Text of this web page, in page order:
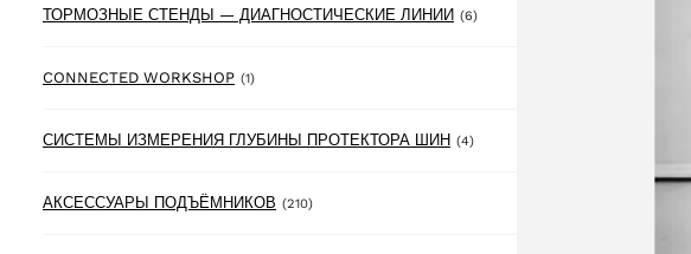
ТОРМОЗНЫЕ СТЕНДЫ — ДИАГНОСТИЧЕСКИЕ ЛИНИИ (6)6 products
CONNECTED WORKSHOP (1)1 product
СИСТЕМЫ ИЗМЕРЕНИЯ ГЛУБИНЫ ПРОТЕКТОРА ШИН (4)4 products
АКСЕССУАРЫ ПОДЪЁМНИКОВ (210)210 products